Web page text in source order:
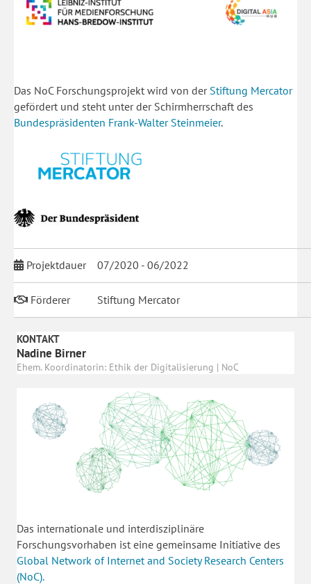
Das NoC Forschungsprojekt wird von der Stiftung Mercator
gefördert und steht unter der Schirmherrschaft des
Bundespräsidenten Frank-Walter Steinmeier.
Projektdauer 07/2020 - 06/2022
Förderer Stiftung Mercator
KONTAKT
Nadine Birner
Ehem. Koordinatorin: Ethik der Digitalisierung | NoC
Das internationale und interdisziplinäre
Forschungsvorhaben ist eine gemeinsame Initiative des
Global Network of Internet and Society Research Centers
(NoC).